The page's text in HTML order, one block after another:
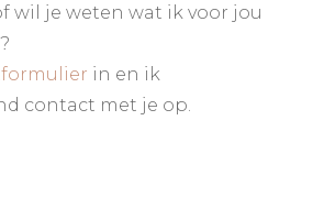
wil je weten wat ik voor jou
in en ik
contact met je op.